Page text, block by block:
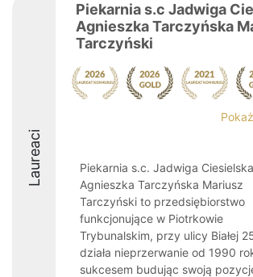
Laureaci
Piekarnia s.c Jadwiga
Agnieszka Tarczyńska
Tarczyński
Piekarnia s.c. Jadwiga Ciesielska
Agnieszka Tarczyńska Mariusz
Tarczyński to przedsiębiorstwo
funkcjonujące w Piotrkowie
Trybunalskim, przy ulicy Białej
działa nieprzerwanie od 1990
sukcesem budując swoją